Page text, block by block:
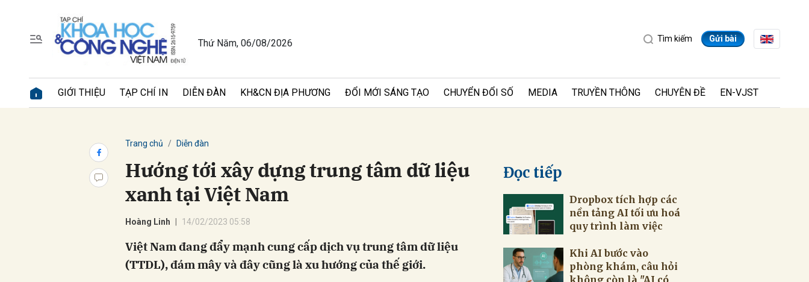
Thứ Năm, 06/08/2026 Tìm kiếm Gửi bài
GIỚI THIỆU TẠP CHÍ IN DIỄN ĐÀN KH&CN ĐỊA PHƯƠNG ĐỔI MỚI SÁNG TẠO CHUYỂN ĐỔI SỐ MEDIA TRUYỀN THÔNG CHUYÊN ĐỀ EN-VJST
Trang chủ Diễn đàn
Hướng tới xây dựng trung tâm dữ liệu
xanh tại Việt Nam
Hoàng Linh 14/02/2023 05:58
Việt Nam đang đẩy mạnh cung cấp dịch vụ trung tâm dữ liệu
(TTDL), đám mây và đây cũng là xu hướng của thế giới.
Đọc tiếp
Dropbox tích hợp các
nền tảng AI tối ưu hoá
quy trình làm việc
Khi AI bước vào
phòng khám, câu hỏi
không còn là "AI có
Gửi